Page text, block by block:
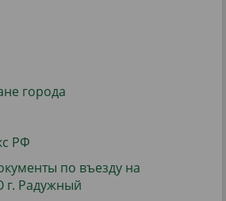
города
РФ
по въезду на
г. Радужный